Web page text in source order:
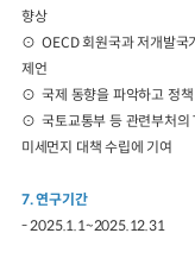
향상
⊙ OECD 회원국과 저개발국
제언
⊙ 국제 동향을 파악하고 정책
⊙ 국토교통부 등 관련부처의
미세먼지 대책 수립에 기여
7. 연구기간
- 2025.1.1~2025.12.31